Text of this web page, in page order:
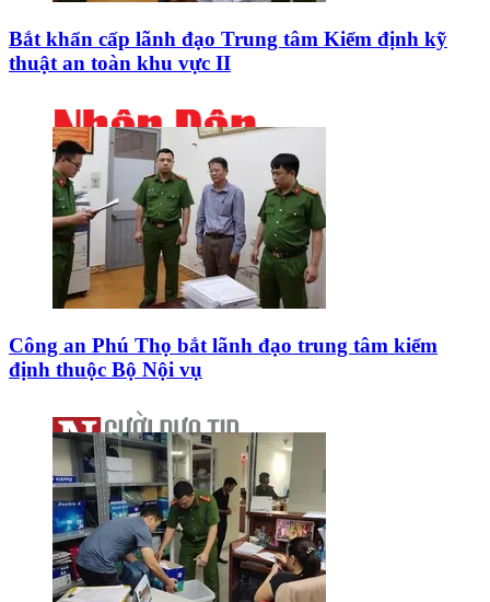
Bắt khẩn cấp lãnh đạo Trung tâm Kiểm định kỹ
thuật an toàn khu vực II
Công an Phú Thọ bắt lãnh đạo trung tâm kiểm
định thuộc Bộ Nội vụ